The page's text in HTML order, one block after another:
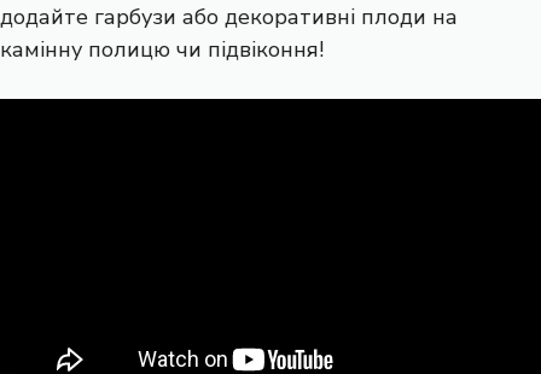
додайте гарбузи або декоративні плоди на
камінну полицю чи підвіконня!